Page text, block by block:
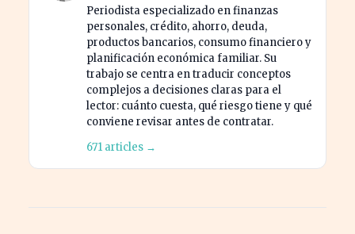
Periodista especializado en finanzas
personales, crédito, ahorro, deuda,
productos bancarios, consumo financiero y
planificación económica familiar. Su
trabajo se centra en traducir conceptos
complejos a decisiones claras para el
lector: cuánto cuesta, qué riesgo tiene y qué
conviene revisar antes de contratar.
671 articles →